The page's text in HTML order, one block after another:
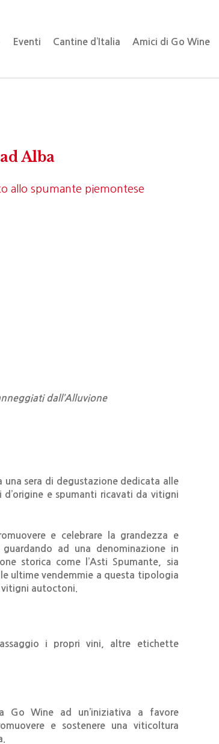
Eventi Cantine d’Italia Amici di Go Wine
Alba
allo spumante piemontese
dall’Alluvione
sera di degustazione dedicata alle
e spumanti ricavati da vitigni
e celebrare la grandezza e
ad una denominazione in
storica come l’Asti Spumante, sia
ultime vendemmie a questa tipologia
autoctoni.
i propri vini, altre etichette
Go Wine ad un’iniziativa a favore
e sostenere una viticoltura